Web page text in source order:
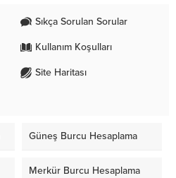
Sıkça Sorulan Sorular
Kullanım Koşulları
Site Haritası
Güneş Burcu Hesaplama
Merkür Burcu Hesaplama